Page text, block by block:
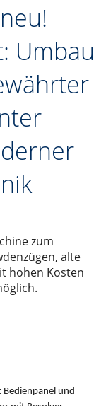
Umbau
zum
alte
hohen Kosten
und